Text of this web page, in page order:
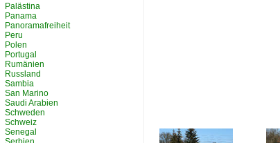
Palästina
Panama
Panoramafreiheit
Peru
Polen
Portugal
Rumänien
Russland
Sambia
San Marino
Saudi Arabien
Schweden
Schweiz
Senegal